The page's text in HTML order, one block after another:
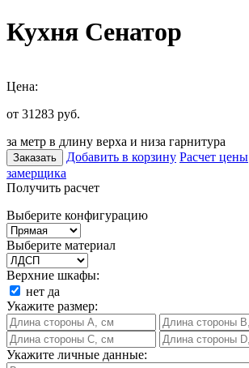
Кухня Сенатор
Цена:
от 31283 руб.
за метр в длину верха и низа гарнитура
Заказать Добавить в корзину Расчет цены
замерщика
Получить расчет
Выберите конфигурацию
Выберите материал
Верхние шкафы:
нет да
Укажите размер:
Укажите личные данные: